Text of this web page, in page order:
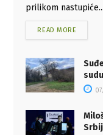
prilikom nastupiće...
READ MORE